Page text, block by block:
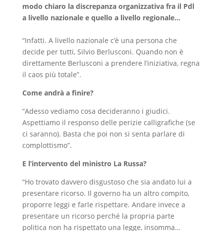
modo chiaro la discrepanza organizzativa fra il Pdl
a livello nazionale e quello a livello regionale…
“Infatti. A livello nazionale c’è una persona che
decide per tutti, Silvio Berlusconi. Quando non è
direttamente Berlusconi a prendere l’iniziativa, regna
il caos più totale”.
Come andrà a finire?
“Adesso vediamo cosa decideranno i giudici.
Aspettiamo il responso delle perizie calligrafiche (se
ci saranno). Basta che poi non si senta parlare di
complottismo”.
E l’intervento del ministro La Russa?
“Ho trovato davvero disgustoso che sia andato lui a
presentare ricorso. Il governo ha un altro compito,
proporre leggi e farle rispettare. Andare invece a
presentare un ricorso perché la propria parte
politica non ha rispettato una legge, insomma…